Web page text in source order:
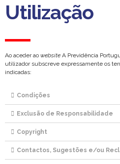
Utilização
Ao aceder ao website A Previdência
utilizador subscreve expressamente os
indicadas:
Condições
Exclusão de Responsabilidade
Copyright
Contactos, Sugestões e/ou